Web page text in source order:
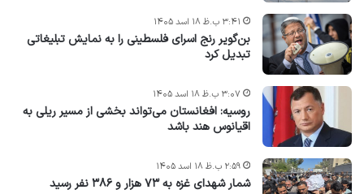
بن‌گویر رنج اسرای فلسطینی را به نمایش تبلیغاتی
تبدیل کرد
۳:۴۱ ب.ظ ۱۸ اسد ۱۴۰۵
روسیه: افغانستان می‌تواند بخشی از مسیر ریلی به
اقیانوس هند باشد
۳:۰۷ ب.ظ ۱۸ اسد ۱۴۰۵
شمار شهدای غزه به ۷۳ هزار و ۳۸۶ نفر رسید
۲:۵۹ ب.ظ ۱۸ اسد ۱۴۰۵